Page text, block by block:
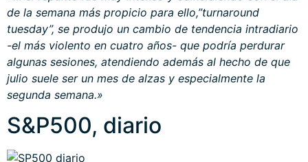
de la semana más propicio para ello,”turnaround
tuesday”, se produjo un cambio de tendencia intradiario
-el más violento en cuatro años- que podría perdurar
algunas sesiones, atendiendo además al hecho de que
julio suele ser un mes de alzas y especialmente la
segunda semana.»
S&P500, diario